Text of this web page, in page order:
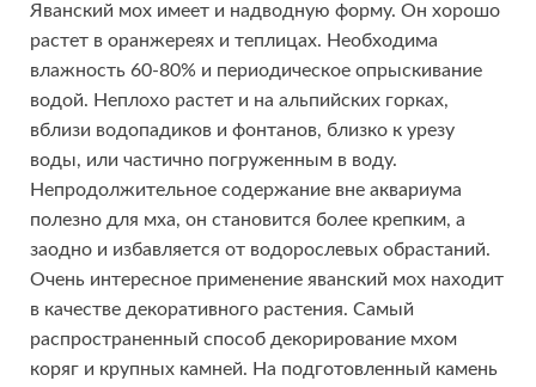
Яванский мох имеет и надводную форму. Он хорошо
растет в оранжереях и теплицах. Необходима
влажность 60-80% и периодическое опрыскивание
водой. Неплохо растет и на альпийских горках,
вблизи водопадиков и фонтанов, близко к урезу
воды, или частично погруженным в воду.
Непродолжительное содержание вне аквариума
полезно для мха, он становится более крепким, а
заодно и избавляется от водорослевых обрастаний.
Очень интересное применение яванский мох находит
в качестве декоративного растения. Самый
распространенный способ декорирование мхом
коряг и крупных камней. На подготовленный камень